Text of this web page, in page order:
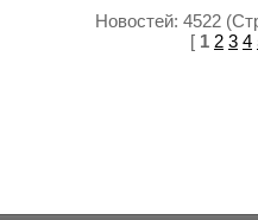
Новостей: 4522
[ 1 2 3 4